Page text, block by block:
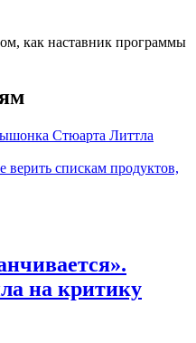
как наставник программы
Стюарта Литтла
верить спискам продуктов,
на критику